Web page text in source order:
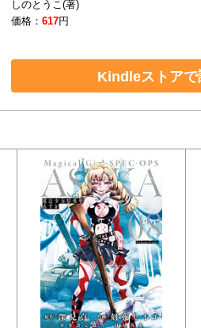
しのとうこ(著)
価格：617円
Kindleストアで